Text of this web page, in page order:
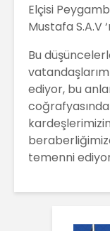
Elçisi
Mustafa S.A.V
Bu
ediyor, bu
temenni